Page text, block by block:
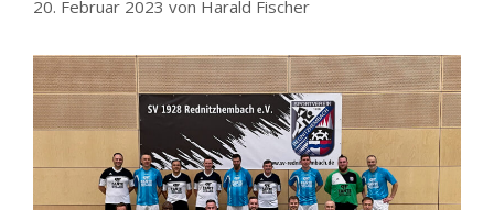
20. Februar 2023 von Harald Fischer